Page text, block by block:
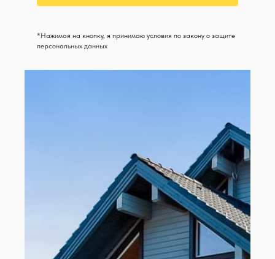
*Нажимая на кнопку, я принимаю условия по закону о защите
персональных данных